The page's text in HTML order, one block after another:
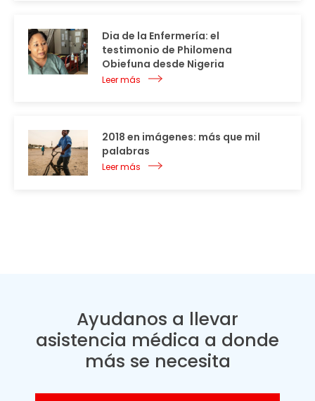
Dia de la Enfermería: el
testimonio de Philomena
Obiefuna desde Nigeria
Leer más
2018 en imágenes: más que mil
palabras
Leer más
Ayudanos a llevar
asistencia médica a donde
más se necesita